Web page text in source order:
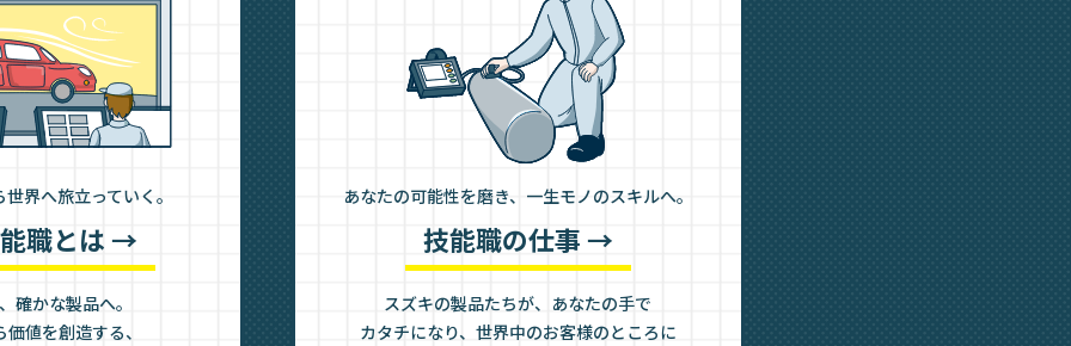
界へ旅立っていく。
職とは →
確かな製品へ。
値を創造する、
あなたの可能性を磨き、一生モノのスキルへ。
技能職の仕事 →
スズキの製品たちが、あなたの手で
カタチになり、世界中のお客様のところに